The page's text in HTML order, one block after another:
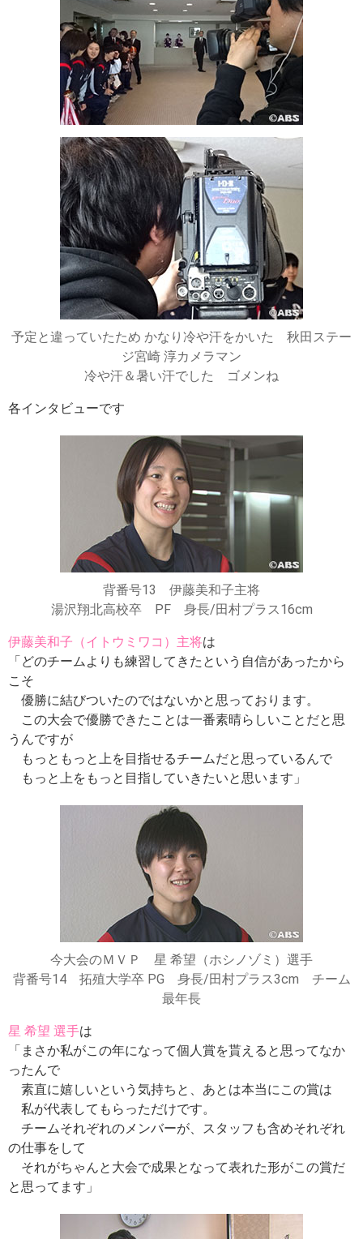
予定と違っていたため かなり冷や汗をかいた 秋田ステー
ジ宮崎 淳カメラマン
冷や汗＆暑い汗でした ゴメンね
各インタビューです
背番号13 伊藤美和子主将
湯沢翔北高校卒 PF 身長/田村プラス16cm
伊藤美和子（イトウミワコ）主将は
「どのチームよりも練習してきたという自信があったから
こそ
優勝に結びついたのではないかと思っております。
この大会で優勝できたことは一番素晴らしいことだと思
うんですが
もっともっと上を目指せるチームだと思っているんで
もっと上をもっと目指していきたいと思います」
今大会のＭＶＰ 星 希望（ホシノゾミ）選手
背番号14 拓殖大学卒 PG 身長/田村プラス3cm チーム
最年長
星 希望 選手は
「まさか私がこの年になって個人賞を貰えると思ってなか
ったんで
素直に嬉しいという気持ちと、あとは本当にこの賞は
私が代表してもらっただけです。
チームそれぞれのメンバーが、スタッフも含めそれぞれ
の仕事をして
それがちゃんと大会で成果となって表れた形がこの賞だ
と思ってます」